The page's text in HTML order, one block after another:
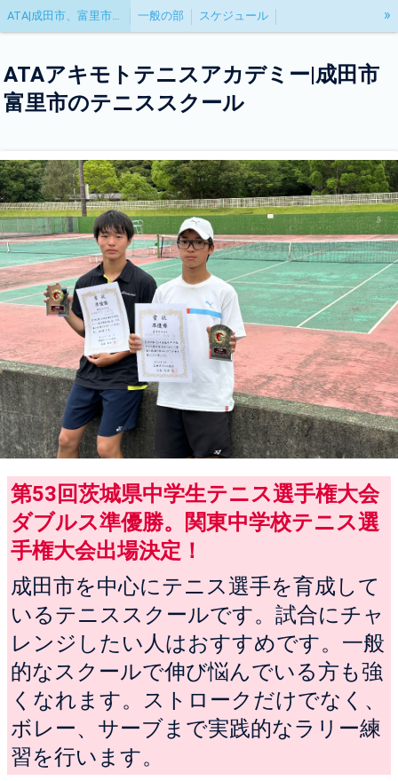
ATA|成田市、富里市のテニススクール 一般の部 スケジュール
おすすめのグレード大会
グレード大会ポイント表 グレード大会の裏技
»
ATAアキモトテニスアカデミー|成田市
富里市のテニススクール
第53回茨城県中学生テニス選手権大会
ダブルス準優勝。関東中学校テニス選
手権大会出場決定！
成田市を中心にテニス選手を育成して
いるテニススクールです。試合にチャ
レンジしたい人はおすすめです。一般
的なスクールで伸び悩んでいる方も強
くなれます。ストロークだけでなく、
ボレー、サーブまで実践的なラリー練
習を行います。